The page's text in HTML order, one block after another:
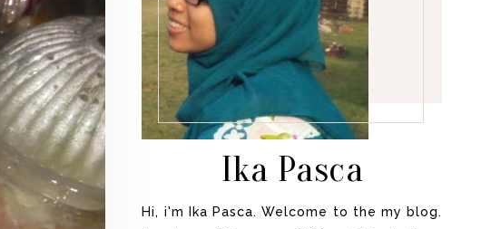
Ika Pasca
Hi, i'm Ika Pasca. Welcome to the my blog.